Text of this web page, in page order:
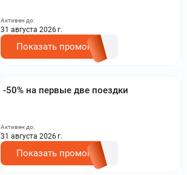
Активен до:
31 августа 2026 г.
Показать промокод
-50% на первые две поездки
Активен до:
31 августа 2026 г.
Показать промокод